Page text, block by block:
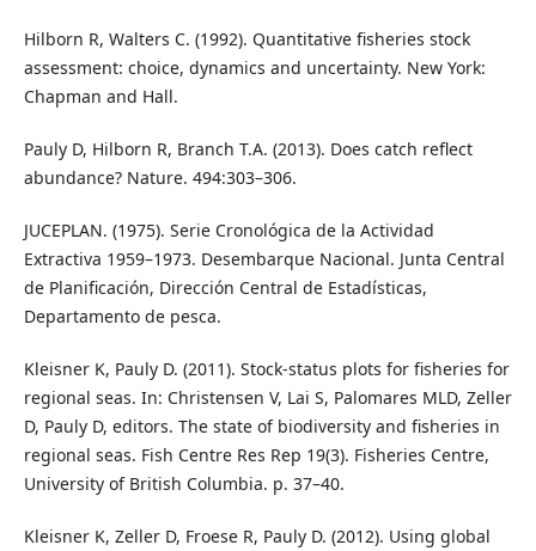
Hilborn R, Walters C. (1992). Quantitative fisheries stock
assessment: choice, dynamics and uncertainty. New York:
Chapman and Hall.
Pauly D, Hilborn R, Branch T.A. (2013). Does catch reflect
abundance? Nature. 494:303–306.
JUCEPLAN. (1975). Serie Cronológica de la Actividad
Extractiva 1959–1973. Desembarque Nacional. Junta Central
de Planificación, Dirección Central de Estadísticas,
Departamento de pesca.
Kleisner K, Pauly D. (2011). Stock-status plots for fisheries for
regional seas. In: Christensen V, Lai S, Palomares MLD, Zeller
D, Pauly D, editors. The state of biodiversity and fisheries in
regional seas. Fish Centre Res Rep 19(3). Fisheries Centre,
University of British Columbia. p. 37–40.
Kleisner K, Zeller D, Froese R, Pauly D. (2012). Using global